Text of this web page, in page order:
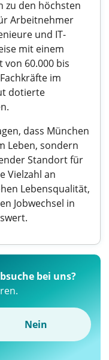
zu den höchsten
Arbeitnehmer
und IT-
mit einem
60.000 bis
im
dotierte
dass München
Leben, sondern
Standort für
Vielzahl an
Lebensqualität,
Jobwechsel in
bei uns?
Nein